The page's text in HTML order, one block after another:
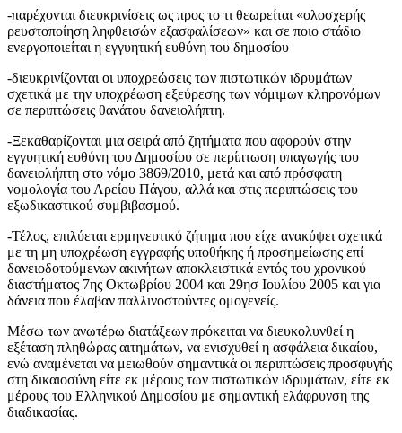
-παρέχονται διευκρινίσεις ως προς το τι θεωρείται «ολοσχερής
ρευστοποίηση ληφθεισών εξασφαλίσεων» και σε ποιο στάδιο
ενεργοποιείται η εγγυητική ευθύνη του δημοσίου
-διευκρινίζονται οι υποχρεώσεις των πιστωτικών ιδρυμάτων
σχετικά με την υποχρέωση εξεύρεσης των νόμιμων κληρονόμων
σε περιπτώσεις θανάτου δανειολήπτη.
-Ξεκαθαρίζονται μια σειρά από ζητήματα που αφορούν στην
εγγυητική ευθύνη του Δημοσίου σε περίπτωση υπαγωγής του
δανειολήπτη στο νόμο 3869/2010, μετά και από πρόσφατη
νομολογία του Αρείου Πάγου, αλλά και στις περιπτώσεις του
εξωδικαστικού συμβιβασμού.
-Τέλος, επιλύεται ερμηνευτικό ζήτημα που είχε ανακύψει σχετικά
με τη μη υποχρέωση εγγραφής υποθήκης ή προσημείωσης επί
δανειοδοτούμενων ακινήτων αποκλειστικά εντός του χρονικού
διαστήματος 7ης Οκτωβρίου 2004 και 29ησ Ιουλίου 2005 και για
δάνεια που έλαβαν παλλινοστούντες ομογενείς.
Μέσω των ανωτέρω διατάξεων πρόκειται να διευκολυνθεί η
εξέταση πληθώρας αιτημάτων, να ενισχυθεί η ασφάλεια δικαίου,
ενώ αναμένεται να μειωθούν σημαντικά οι περιπτώσεις προσφυγής
στη δικαιοσύνη είτε εκ μέρους των πιστωτικών ιδρυμάτων, είτε εκ
μέρους του Ελληνικού Δημοσίου με σημαντική ελάφρυνση της
διαδικασίας.